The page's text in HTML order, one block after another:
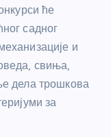
ће
садног
и
свиња,
дела трошкова
за